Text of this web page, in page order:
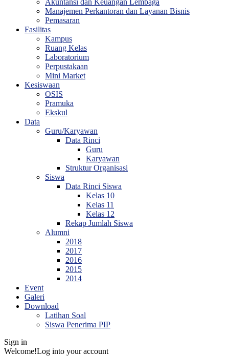
Akuntansi dan Keuangan Lembaga
Manajemen Perkantoran dan Layanan Bisnis
Pemasaran
Fasilitas
Kampus
Ruang Kelas
Laboratorium
Perpustakaan
Mini Market
Kesiswaan
OSIS
Pramuka
Ekskul
Data
Guru/Karyawan
Data Rinci
Guru
Karyawan
Struktur Organisasi
Siswa
Data Rinci Siswa
Kelas 10
Kelas 11
Kelas 12
Rekap Jumlah Siswa
Alumni
2018
2017
2016
2015
2014
Event
Galeri
Download
Latihan Soal
Siswa Penerima PIP
Sign in
Welcome!Log into your account